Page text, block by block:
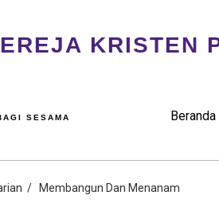
KRISTEN
Beranda
SESAMA
Membangun Dan Menanam